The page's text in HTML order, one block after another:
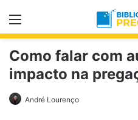
Menu
Como falar com
impacto na
André Lourenço